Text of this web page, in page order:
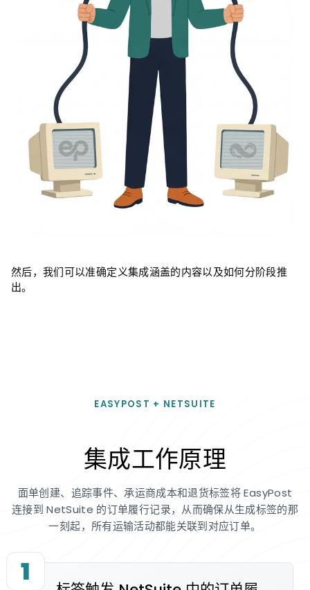
然后，我们可以准确定义集成涵盖的内容以及如何分阶段推
出。
EASYPOST + NETSUITE
集成工作原理
面单创建、追踪事件、承运商成本和退货标签将 EasyPost
连接到 NetSuite 的订单履行记录，从而确保从生成标签的那
一刻起，所有运输活动都能关联到对应订单。
1